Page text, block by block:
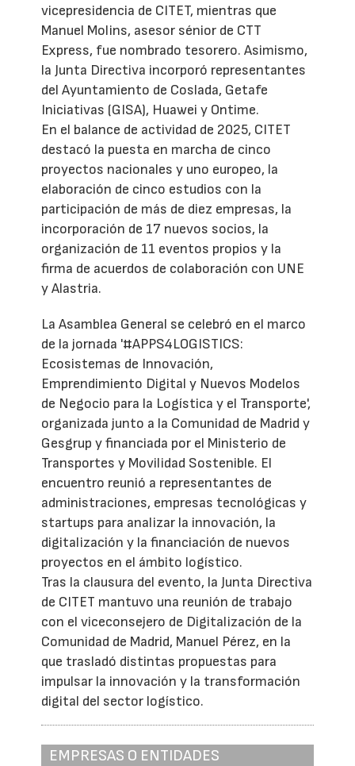
vicepresidencia de CITET, mientras que
Manuel Molins, asesor sénior de CTT
Express, fue nombrado tesorero. Asimismo,
la Junta Directiva incorporó representantes
del Ayuntamiento de Coslada, Getafe
Iniciativas (GISA), Huawei y Ontime.
En el balance de actividad de 2025, CITET
destacó la puesta en marcha de cinco
proyectos nacionales y uno europeo, la
elaboración de cinco estudios con la
participación de más de diez empresas, la
incorporación de 17 nuevos socios, la
organización de 11 eventos propios y la
firma de acuerdos de colaboración con UNE
y Alastria.
La Asamblea General se celebró en el marco
de la jornada '#APPS4LOGISTICS:
Ecosistemas de Innovación,
Emprendimiento Digital y Nuevos Modelos
de Negocio para la Logística y el Transporte',
organizada junto a la Comunidad de Madrid y
Gesgrup y financiada por el Ministerio de
Transportes y Movilidad Sostenible. El
encuentro reunió a representantes de
administraciones, empresas tecnológicas y
startups para analizar la innovación, la
digitalización y la financiación de nuevos
proyectos en el ámbito logístico.
Tras la clausura del evento, la Junta Directiva
de CITET mantuvo una reunión de trabajo
con el viceconsejero de Digitalización de la
Comunidad de Madrid, Manuel Pérez, en la
que trasladó distintas propuestas para
impulsar la innovación y la transformación
digital del sector logístico.
EMPRESAS O ENTIDADES